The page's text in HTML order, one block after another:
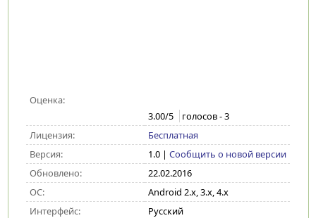
Оценка:
3.00/5 голосов -3
Лицензия:
Бесплатная
Версия:
1.0| Сообщить о новой версии
Обновлено:
22.02.2016
ОС:
Android 2.x, 3.x, 4.x
Интерфейс:
Русский